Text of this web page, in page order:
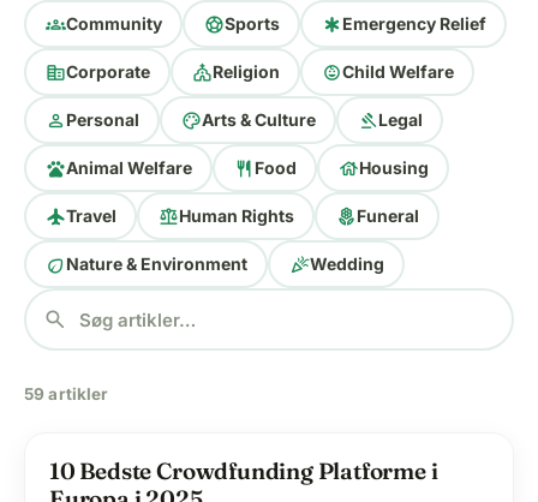
groupsCommunity sports_soccerSports emergency Emergency Relief
corporate_fareCorporate churchReligion child_careChild Welfare
personPersonal paletteArts & Culture gavelLegal
petsAnimal Welfare restaurant Food houseHousing
flightTravel balanceHuman Rights local_floristFuneral
ecoNature & Environment celebrationWedding
search
59 artikler
volunteer_activism
10 Bedste Crowdfunding Platforme i